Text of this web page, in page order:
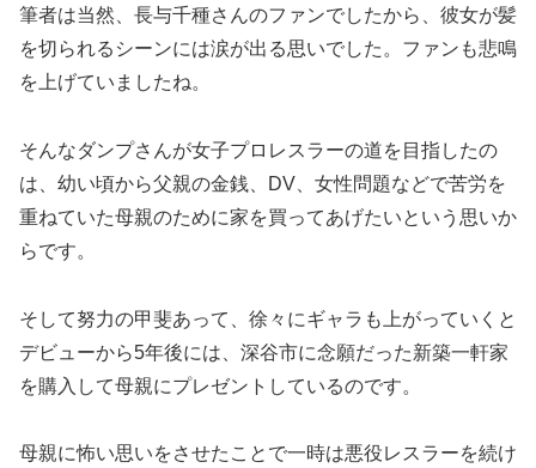
筆者は当然、長与千種さんのファンでしたから、彼女が髪
を切られるシーンには涙が出る思いでした。ファンも悲鳴
を上げていましたね。
そんなダンプさんが女子プロレスラーの道を目指したの
は、幼い頃から父親の金銭、DV、女性問題などで苦労を
重ねていた母親のために家を買ってあげたいという思いか
らです。
そして努力の甲斐あって、徐々にギャラも上がっていくと
デビューから5年後には、深谷市に念願だった新築一軒家
を購入して母親にプレゼントしているのです。
母親に怖い思いをさせたことで一時は悪役レスラーを続け